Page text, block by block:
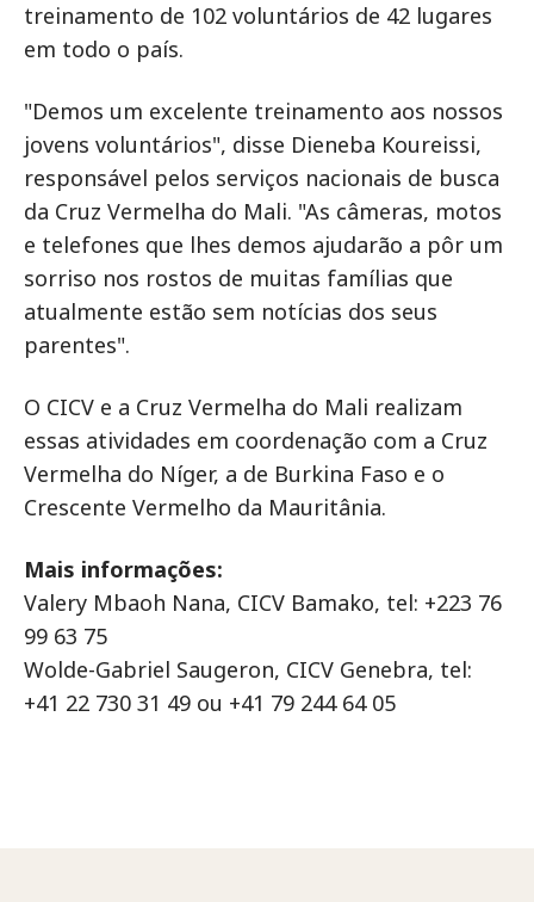
treinamento de 102 voluntários de 42 lugares
em todo o país.
"Demos um excelente treinamento aos nossos
jovens voluntários", disse Dieneba Koureissi,
responsável pelos serviços nacionais de busca
da Cruz Vermelha do Mali. "As câmeras, motos
e telefones que lhes demos ajudarão a pôr um
sorriso nos rostos de muitas famílias que
atualmente estão sem notícias dos seus
parentes".
O CICV e a Cruz Vermelha do Mali realizam
essas atividades em coordenação com a Cruz
Vermelha do Níger, a de Burkina Faso e o
Crescente Vermelho da Mauritânia.
Mais informações:
Valery Mbaoh Nana, CICV Bamako, tel: +223 76
99 63 75
Wolde-Gabriel Saugeron, CICV Genebra, tel:
+41 22 730 31 49 ou +41 79 244 64 05